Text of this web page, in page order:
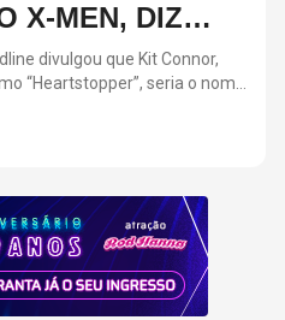
X-MEN, DIZ
divulgou que Kit Connor,
“Heartstopper”, seria o nome